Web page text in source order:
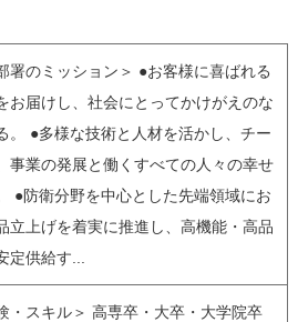
署のミッション＞ ●お客様に喜ばれる
お届けし、社会にとってかけがえのな
。 ●多様な技術と人材を活かし、チー
事業の発展と働くすべての人々の幸せ
●防衛分野を中心とした先端領域にお
立上げを着実に推進し、高機能・高品
定供給す...
・スキル＞ 高専卒・大卒・大学院卒